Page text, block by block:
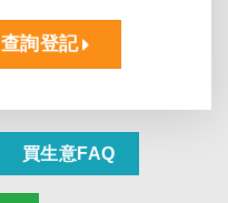
查詢登記
買生意FAQ